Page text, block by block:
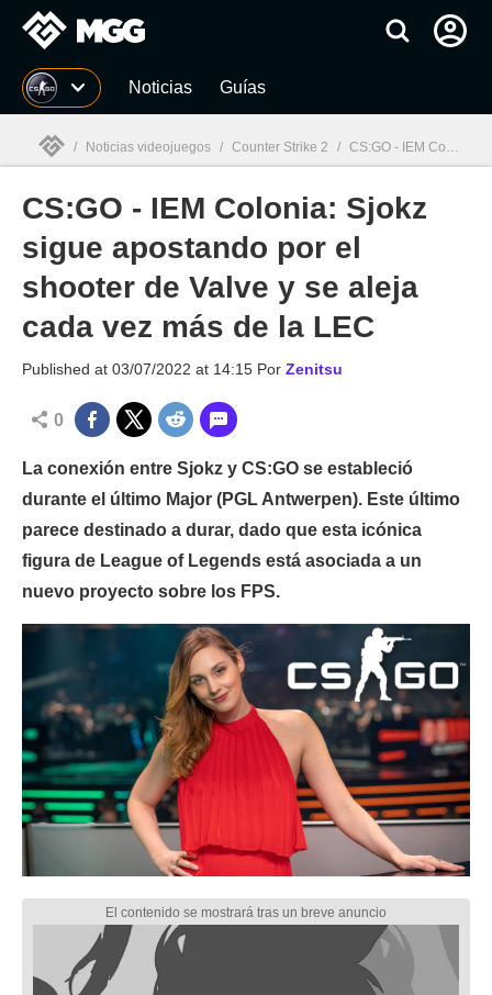
MGG Noticias Guías
MGG
/ Noticias videojuegos / Counter Strike 2 / CS:GO - IEM Colonia: Sjokz sigue apostando por el shooter de Valve y se aleja cada vez más de la LEC
CS:GO - IEM Colonia: Sjokz
sigue apostando por el
shooter de Valve y se aleja
cada vez más de la LEC
Published at 03/07/2022 at 14:15 Por Zenitsu
0
La conexión entre Sjokz y CS:GO se estableció
durante el último Major (PGL Antwerpen). Este último
parece destinado a durar, dado que esta icónica
figura de League of Legends está asociada a un
nuevo proyecto sobre los FPS.